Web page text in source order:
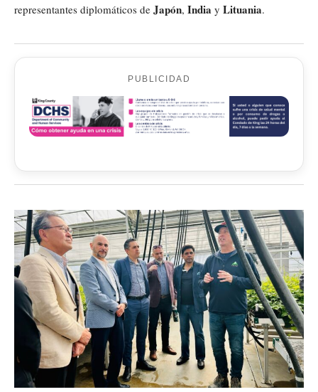
representantes diplomáticos de Japón, India y Lituania.
PUBLICIDAD